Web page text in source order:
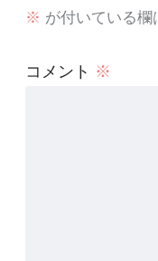
※ が付いている欄
コメント ※